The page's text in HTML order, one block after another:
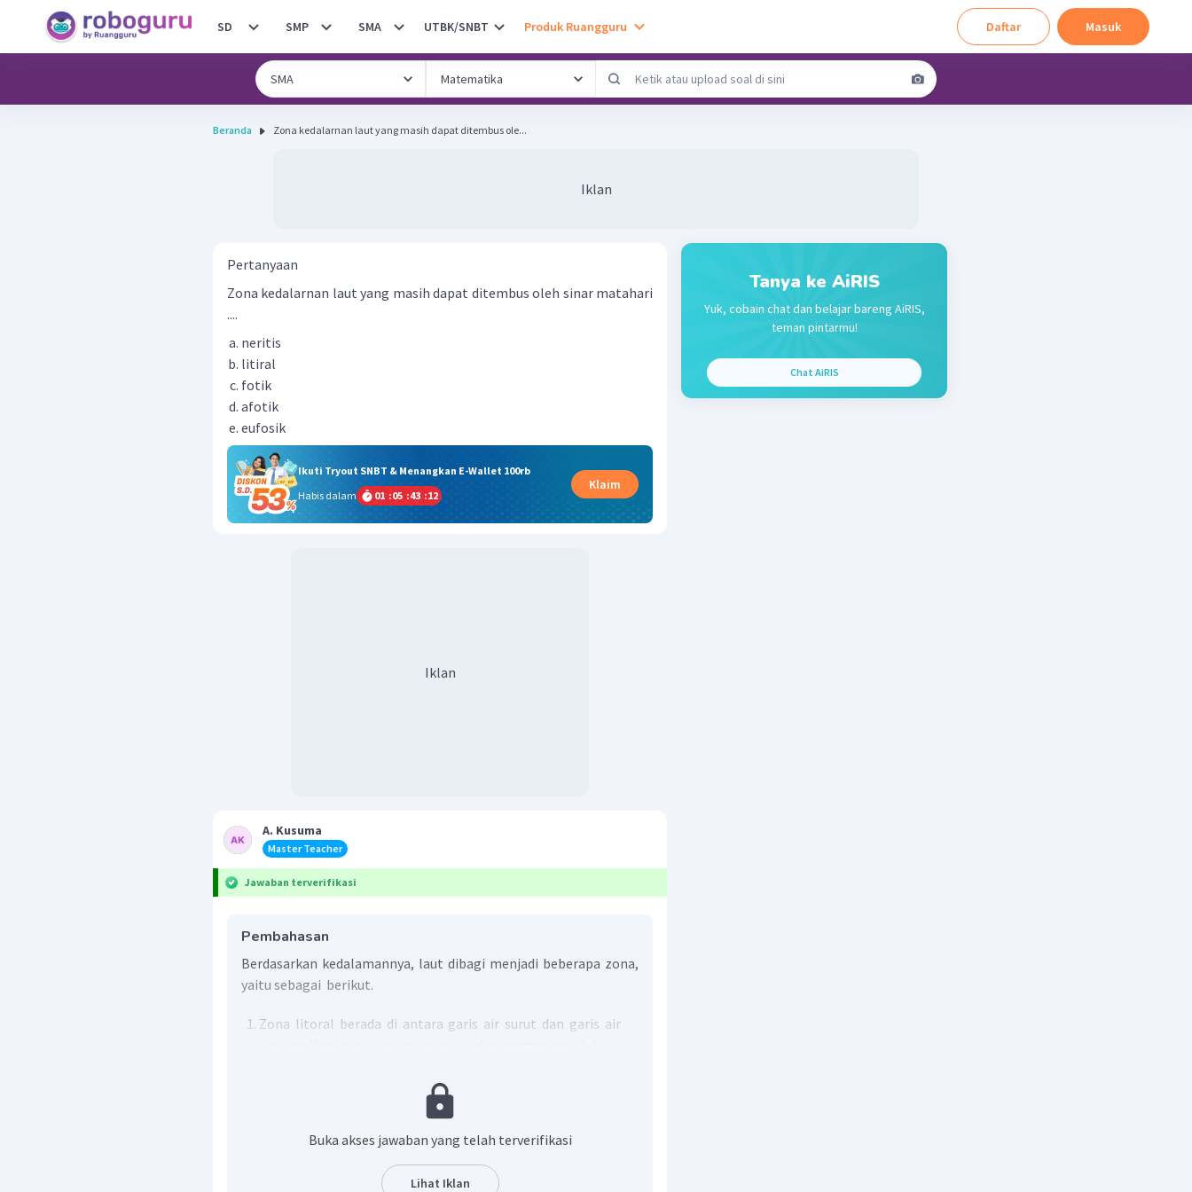
SD SMP SMA UTBK/SNBT Produk Ruangguru Daftar Masuk
Beranda Zona kedalarnan laut yang masih dapat ditembus ole...
Iklan
Pertanyaan
Zona kedalarnan laut yang masih dapat ditembus oleh sinar matahari
....
neritis
litiral
fotik
afotik
eufosik
Ikuti Tryout SNBT & Menangkan E-Wallet 100rb
Habis dalam
01 :05 :43 :11
Klaim
Iklan
A. Kusuma
Master Teacher
Jawaban terverifikasi
Pembahasan
Berdasarkan kedalamannya, laut dibagi menjadi beberapa zona,
yaitu sebagai berikut.
Zona litoral berada di antara garis air surut dan garis air
Zona neritik adalah zona laut yang dangkal dengan
tingkat kedalaman sampai 200 m. Pada zona ini, sinar
karena itu banyak hewan dan tumbuhan laut dapat
hidup di zona neritik.
Buka akses jawaban yang telah terverifikasi
Lihat Iklan
Tanya ke AiRIS
Yuk, cobain chat dan belajar bareng AiRIS,
teman pintarmu!
Chat AiRIS